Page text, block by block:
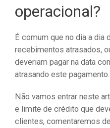
operacional?​
É comum que no dia a dia
recebimentos atrasados,
deveriam pagar na data
atrasando este pagamento.
Não vamos entrar neste
e limite de crédito que
clientes, comentaremos